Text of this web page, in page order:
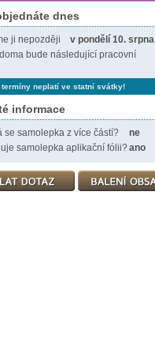
dnes
ji nepozději
v pondělí 10. srpna
bude následující pracovní
termíny neplatí ve statní svátky!
informace
se samolepka z více částí?
ne
samolepka aplikační fólii?ano